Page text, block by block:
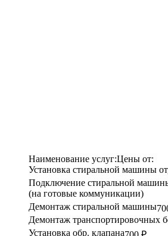
Наименование услуг:Цены от:
Установка стиральной машины
Подключение стиральной
(на готовые коммуникации)
Демонтаж стиральной машины
Демонтаж транспортировочных
Установка обр. клапана